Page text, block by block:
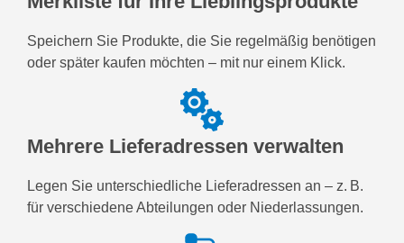
Speichern Sie Produkte, die Sie regelmäßig benötigen
oder später kaufen möchten – mit nur einem Klick.
Mehrere Lieferadressen verwalten
Legen Sie unterschiedliche Lieferadressen an – z. B.
für verschiedene Abteilungen oder Niederlassungen.